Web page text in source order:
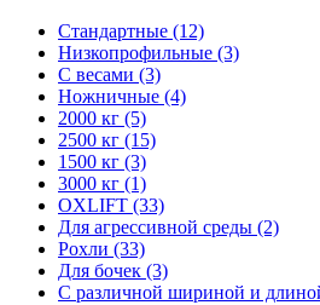
Стандартные (12)
Низкопрофильные (3)
С весами (3)
Ножничные (4)
2000 кг (5)
2500 кг (15)
1500 кг (3)
3000 кг (1)
OXLIFT (33)
Для агрессивной среды (2)
Рохли (33)
Для бочек (3)
С различной шириной и